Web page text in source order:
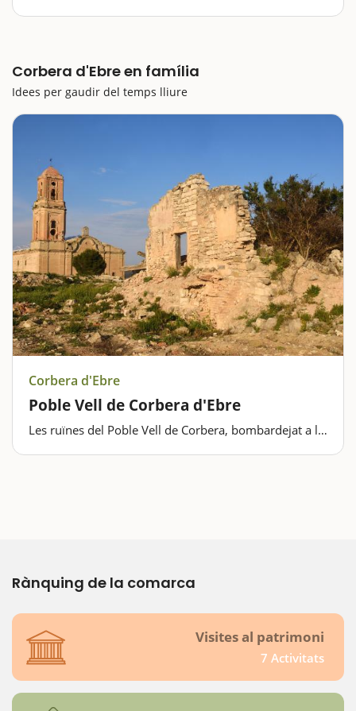
Un dels llocs on més visible el record de la Guerra
fins a aquest poble de la Terra Alta, visitarem el seu
principal reclam,…
Corbera d'Ebre en família
Idees per gaudir del temps lliure
Corbera d'Ebre
Poble Vell de Corbera d'Ebre
Les ruïnes del Poble Vell de Corbera, bombardejat a la
Rànquing de la comarca
Visites al patrimoni
7 Activitats